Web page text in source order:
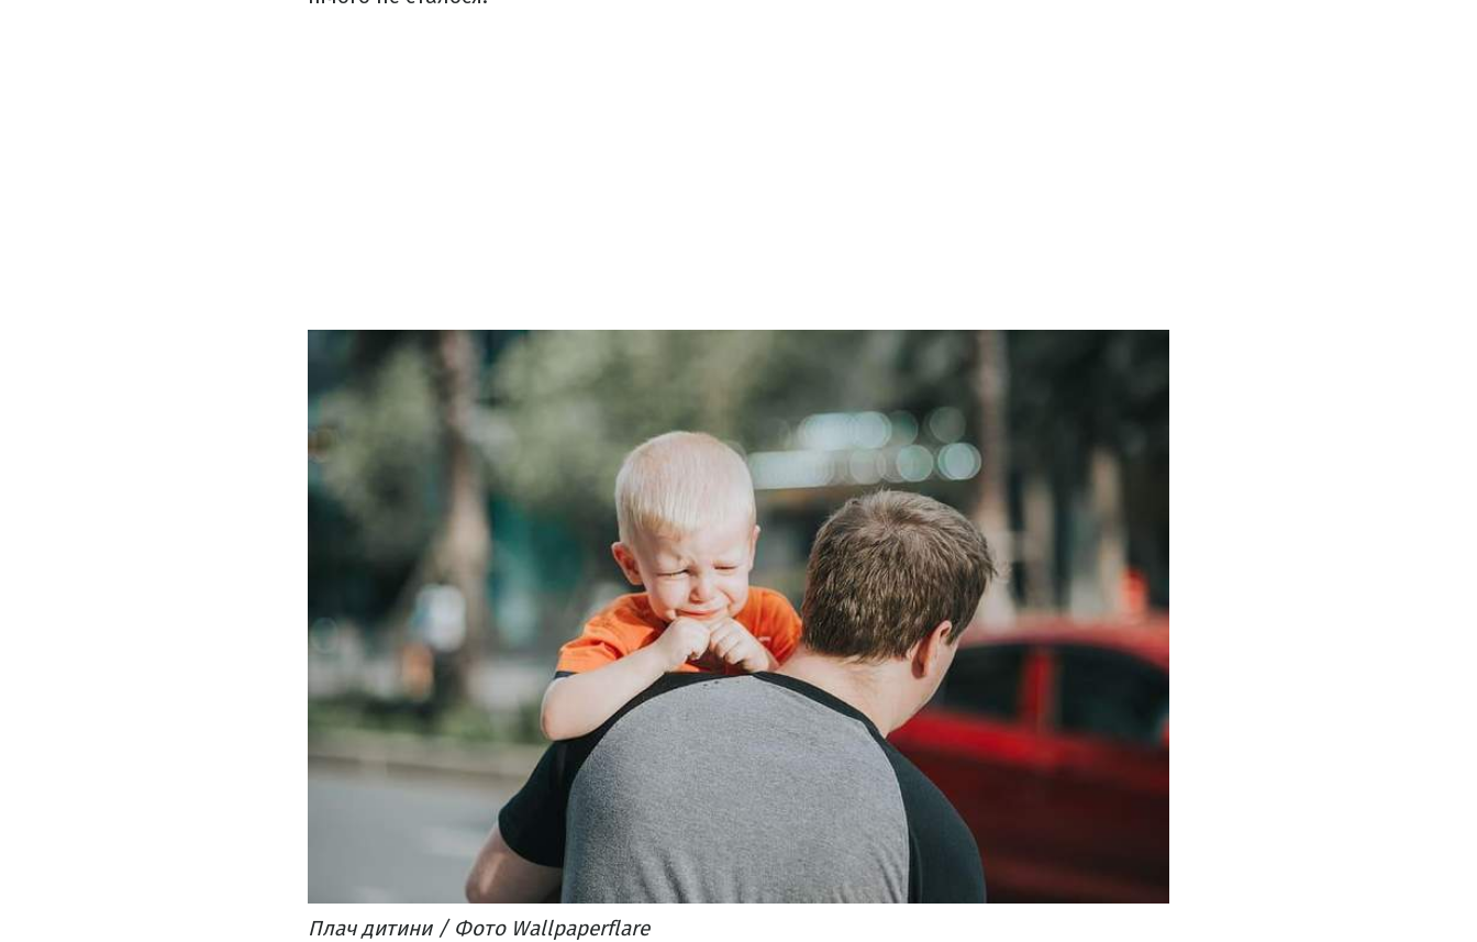
Плач дитини / Фото Wallpaperflare